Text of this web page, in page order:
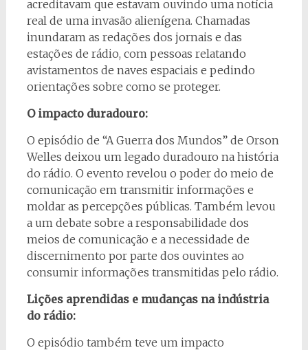
acreditavam que estavam ouvindo uma notícia
real de uma invasão alienígena. Chamadas
inundaram as redações dos jornais e das
estações de rádio, com pessoas relatando
avistamentos de naves espaciais e pedindo
orientações sobre como se proteger.
O impacto duradouro:
O episódio de “A Guerra dos Mundos” de Orson
Welles deixou um legado duradouro na história
do rádio. O evento revelou o poder do meio de
comunicação em transmitir informações e
moldar as percepções públicas. Também levou
a um debate sobre a responsabilidade dos
meios de comunicação e a necessidade de
discernimento por parte dos ouvintes ao
consumir informações transmitidas pelo rádio.
Lições aprendidas e mudanças na indústria
do rádio:
O episódio também teve um impacto